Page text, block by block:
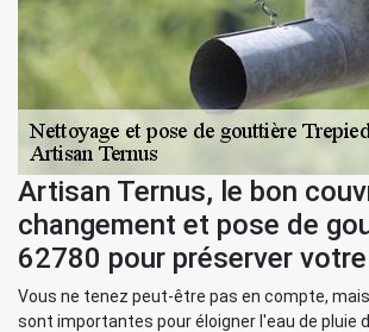
Artisan Ternus, le bon
changement et pose de
62780 pour préserver
Vous ne tenez peut-être pas en compte,
sont importantes pour éloigner l'eau de pluie